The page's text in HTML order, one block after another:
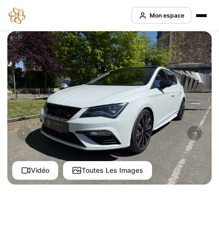
Mon espace
Vidéo Toutes Les Images